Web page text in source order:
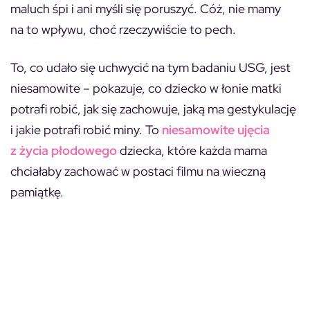
maluch śpi i ani myśli się poruszyć. Cóż, nie mamy
na to wpływu, choć rzeczywiście to pech.
To, co udało się uchwycić na tym badaniu USG, jest
niesamowite – pokazuje, co dziecko w łonie matki
potrafi robić, jak się zachowuje, jaką ma gestykulację
i jakie potrafi robić miny. To niesamowite ujęcia
z życia płodowegodziecka, które każda mama
chciałaby zachować w postaci filmu na wieczną
pamiątkę.